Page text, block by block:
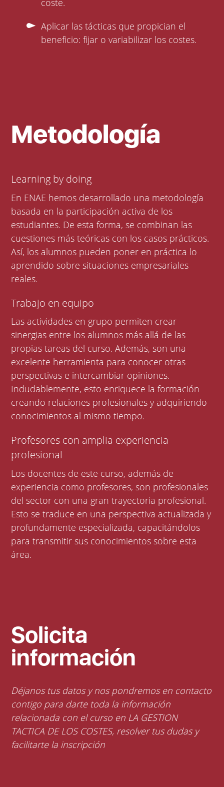
coste.
Aplicar las tácticas que propician el
beneficio: fijar o variabilizar los costes.
Metodología
Learning by doing
En ENAE hemos desarrollado una metodología
basada en la participación activa de los
estudiantes. De esta forma, se combinan las
cuestiones más teóricas con los casos prácticos.
Así, los alumnos pueden poner en práctica lo
aprendido sobre situaciones empresariales
reales.
Trabajo en equipo
Las actividades en grupo permiten crear
sinergias entre los alumnos más allá de las
propias tareas del curso. Además, son una
excelente herramienta para conocer otras
perspectivas e intercambiar opiniones.
Indudablemente, esto enriquece la formación
creando relaciones profesionales y adquiriendo
conocimientos al mismo tiempo.
Profesores con amplia experiencia
profesional
Los docentes de este curso, además de
experiencia como profesores, son profesionales
del sector con una gran trayectoria profesional.
Esto se traduce en una perspectiva actualizada y
profundamente especializada, capacitándolos
para transmitir sus conocimientos sobre esta
área.
Solicita
información
Déjanos tus datos y nos pondremos en contacto
contigo para darte toda la información
relacionada con el curso en LA GESTION
TACTICA DE LOS COSTES, resolver tus dudas y
facilitarte la inscripción